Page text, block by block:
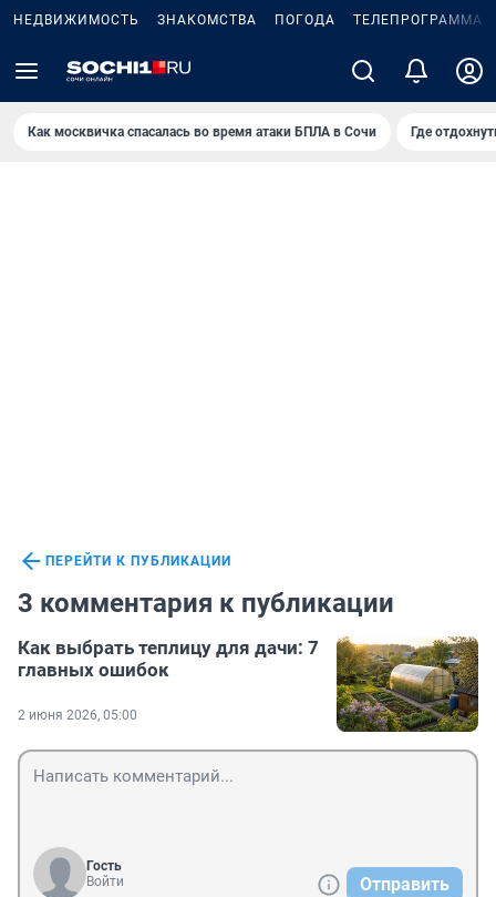
НЕДВИЖИМОСТЬ ЗНАКОМСТВА ПОГОДА ТЕЛЕПРОГРАММА
Как москвичка спасалась во время атаки БПЛА в Сочи Где
ПЕРЕЙТИ К ПУБЛИКАЦИИ
3 комментария к публикации
Как выбрать теплицу для дачи: 7
главных ошибок
2 июня 2026, 05:00
Гость
Войти
Отправить